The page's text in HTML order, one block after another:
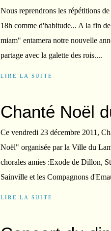
Nous reprendrons les répétitions
18h comme d'habitude... A la fin
miam" entamera notre nouvelle
partage avec la galette des rois....
LIRE LA SUITE
Chanté Noël
Ce vendredi 23 décembre 2011,
Noël" organisée par la Ville du
chorales amies :Exode de Dillon,
Sainville et les Compagnons
LIRE LA SUITE